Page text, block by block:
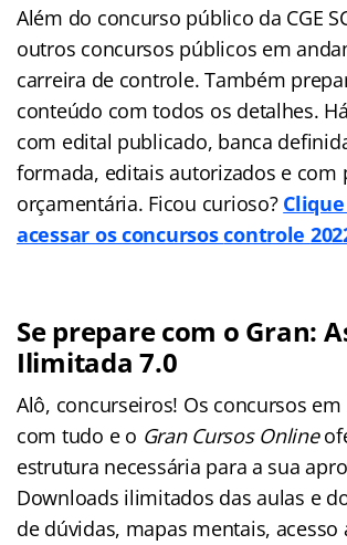
Além do concurso público da CGE
outros concursos públicos em
carreira de controle. Também
conteúdo com todos os detalhes.
com edital publicado, banca
formada, editais autorizados e com
orçamentária. Ficou curioso?
acessar os concursoscontrole
Se prepare com o Gran:
Ilimitada 7.0
Alô, concurseiros! Os concursos em
com tudo e o Gran Cursos Online
estrutura necessária para a sua
Downloads ilimitados das aulas e
de dúvidas, mapas mentais, acesso